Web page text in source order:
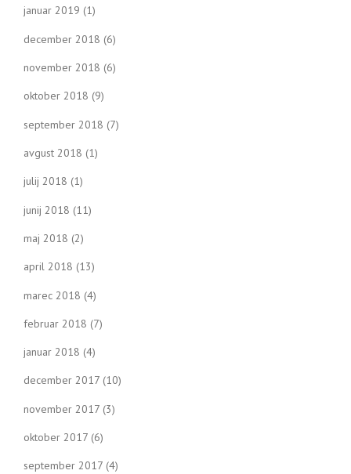
januar 2019 (1)
december 2018 (6)
november 2018 (6)
oktober 2018 (9)
september 2018 (7)
avgust 2018 (1)
julij 2018 (1)
junij 2018 (11)
maj 2018 (2)
april 2018 (13)
marec 2018 (4)
februar 2018 (7)
januar 2018 (4)
december 2017 (10)
november 2017 (3)
oktober 2017 (6)
september 2017 (4)